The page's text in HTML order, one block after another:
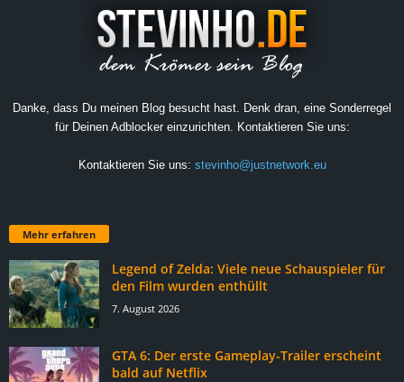
Danke, dass Du meinen Blog besucht hast. Denk dran, eine Sonderregel
für Deinen Adblocker einzurichten. Kontaktieren Sie uns:
Kontaktieren Sie uns: stevinho@justnetwork.eu
Mehr erfahren
Legend of Zelda: Viele neue Schauspieler für
den Film wurden enthüllt
7. August 2026
GTA 6: Der erste Gameplay-Trailer erscheint
bald auf Netflix